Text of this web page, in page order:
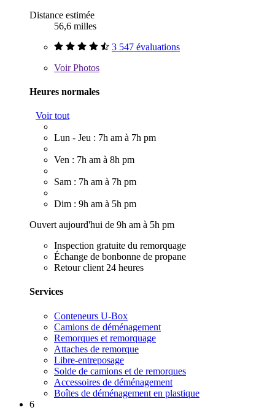
Distance estimée
56,6 milles
3 547 évaluations
VoirPhotos
Heures normales
Voir tout
Lun - Jeu : 7h am à 7h pm
Ven : 7h am à 8h pm
Sam : 7h am à 7h pm
Dim : 9h am à 5h pm
Ouvert aujourd'hui de 9h am à 5h pm
Inspection gratuite du remorquage
Échange de bonbonne de propane
Retour client 24 heures
Services
Conteneurs U-Box
Camions de déménagement
Remorques et remorquage
Attaches de remorque
Libre-entreposage
Solde de camions et de remorques
Accessoires de déménagement
Boîtes de déménagement en plastique
6